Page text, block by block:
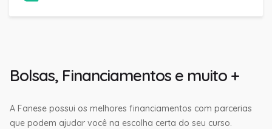
Bolsas, Financiamentos e muito +
A Fanese possui os melhores financiamentos com parcerias
que podem ajudar você na escolha certa do seu curso.